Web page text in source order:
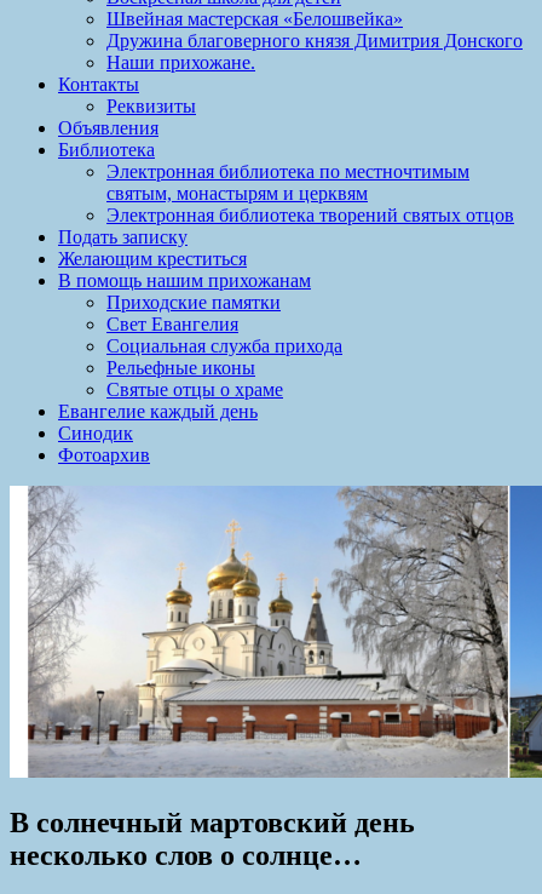
Швейная мастерская «Белошвейка»
Дружина благоверного князя Димитрия Донского
Наши прихожане.
Контакты
Реквизиты
Объявления
Библиотека
Электронная библиотека по местночтимым
святым, монастырям и церквям
Электронная библиотека творений святых отцов
Подать записку
Желающим креститься
В помощь нашим прихожанам
Приходские памятки
Свет Евангелия
Социальная служба прихода
Рельефные иконы
Святые отцы о храме
Евангелие каждый день
Синодик
Фотоархив
В солнечный мартовский день
несколько слов о солнце…